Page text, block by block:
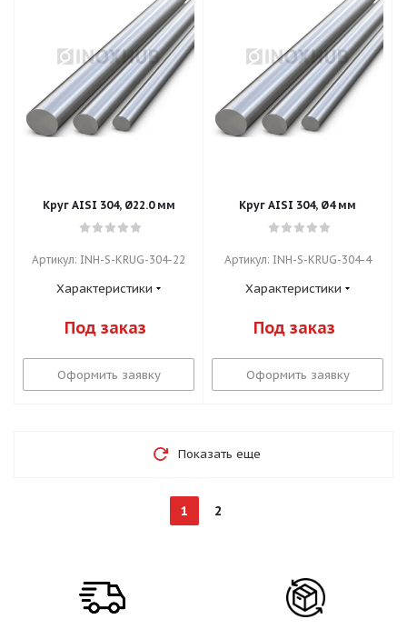
Круг AISI 304, Ø22.0 мм
Артикул: INH-S-KRUG-304-22
Характеристики
Под заказ
Оформить заявку
Круг AISI 304, Ø4 мм
Артикул: INH-S-KRUG-304-4
Характеристики
Под заказ
Оформить заявку
Показать еще
1 2